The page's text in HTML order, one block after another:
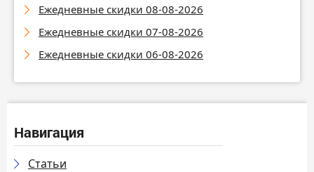
Ежедневные скидки 08-08-2026
Ежедневные скидки 07-08-2026
Ежедневные скидки 06-08-2026
Навигация
Статьи